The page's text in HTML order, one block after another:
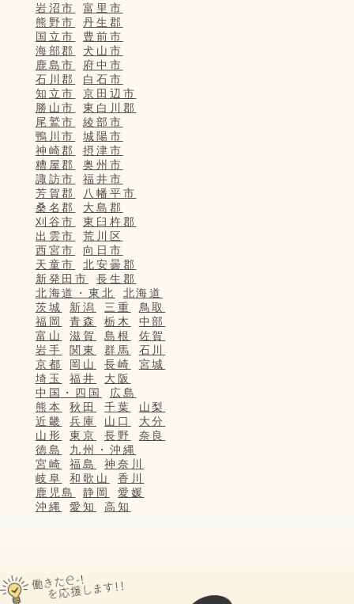
岩沼市
富里市
熊野市
丹生郡
国立市
豊前市
海部郡
犬山市
鹿島市
府中市
石川郡
白石市
知立市
京田辺市
勝山市
東白川郡
尾鷲市
綾部市
鴨川市
城陽市
神崎郡
摂津市
糟屋郡
奥州市
諏訪市
福井市
芳賀郡
八幡平市
桑名郡
大島郡
刈谷市
東臼杵郡
出雲市
荒川区
西宮市
向日市
天童市
北安曇郡
新発田市
長生郡
北海道・東北
北海道
茨城
新潟 三重
鳥取
福岡
青森 栃木
中部
富山
滋賀 島根
佐賀
岩手
関東 群馬
石川
京都
岡山 長崎
宮城
埼玉
福井
大阪
中国・四国
広島
熊本
秋田 千葉
山梨
近畿
兵庫 山口
大分
山形
東京 長野
奈良
徳島
九州・沖縄
宮崎
福島
神奈川
岐阜
和歌山
香川
鹿児島
静岡
愛媛
沖縄
愛知 高知